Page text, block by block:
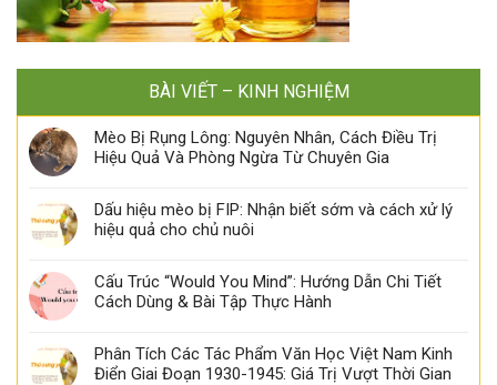
BÀI VIẾT – KINH NGHIỆM
Mèo Bị Rụng Lông: Nguyên Nhân, Cách Điều Trị
Hiệu Quả Và Phòng Ngừa Từ Chuyên Gia
Dấu hiệu mèo bị FIP: Nhận biết sớm và cách xử lý
hiệu quả cho chủ nuôi
Cấu Trúc “Would You Mind”: Hướng Dẫn Chi Tiết
Cách Dùng & Bài Tập Thực Hành
Phân Tích Các Tác Phẩm Văn Học Việt Nam Kinh
Điển Giai Đoạn 1930-1945: Giá Trị Vượt Thời Gian